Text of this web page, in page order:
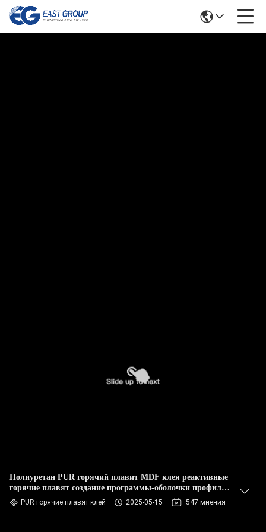
Полиуретан PUR горячий плавит MDF клея реактивные
горячие плавят создание программы-оболочки профиля
Woodworking прилипателей
PUR горячие плавят клей 2025-05-15 547 мнения